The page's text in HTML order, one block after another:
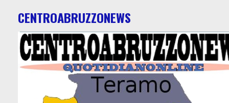
CENTROABRUZZONEWS